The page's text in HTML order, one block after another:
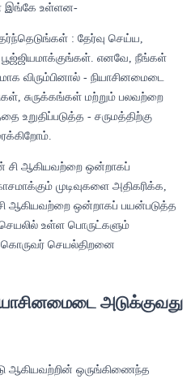
இங்கே உள்ளன-
: தேர்வு செய்ய,
எனவே, நீங்கள்
விரும்பினால் - நியாசினமைடை
சுருக்கங்கள் மற்றும் பலவற்றை
உறுதிப்படுத்த - சருமத்திற்கு
சி ஆகியவற்றை ஒன்றாகப்
முடிவுகளை அதிகரிக்க,
ஆகியவற்றை ஒன்றாகப் பயன்படுத்த
உள்ள பொருட்களும்
செயல்திறனை
அடுக்குவது
ஆகியவற்றின் ஒருங்கிணைந்த